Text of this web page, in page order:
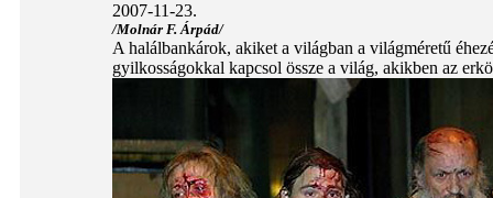
2007-11-23.
/Molnár F. Árpád/
A halálbankárok, akiket a világban a világméretű
gyilkosságokkal kapcsol össze a világ, akikben az